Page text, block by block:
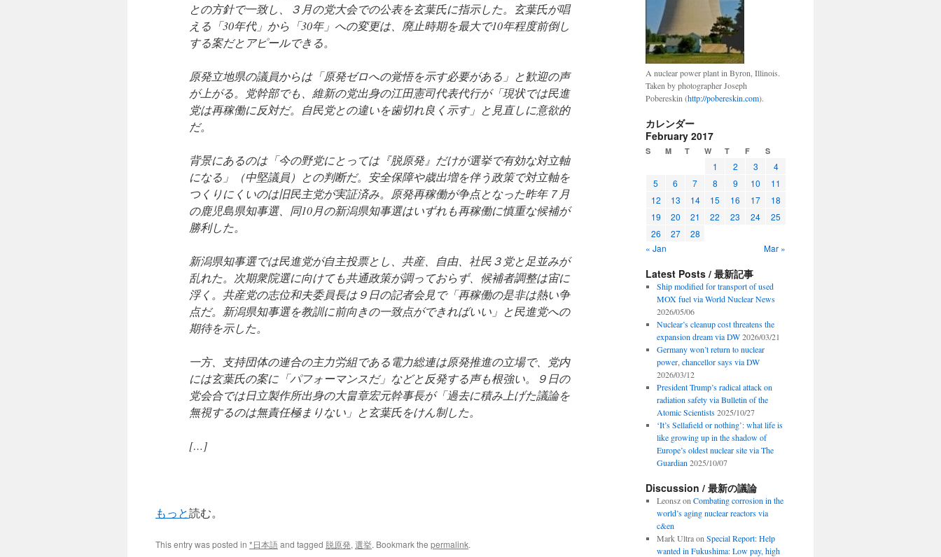
との方針で一致し、３月の党大会での公表を玄葉氏に指示した。玄葉氏が唱
える「30年代」から「30年」への変更は、廃止時期を最大で10年程度前倒し
する案だとアピールできる。
原発立地県の議員からは「原発ゼロへの覚悟を示す必要がある」と歓迎の声
が上がる。党幹部でも、維新の党出身の江田憲司代表代行が「現状では民進
党は再稼働に反対だ。自民党との違いを歯切れ良く示す」と見直しに意欲的
だ。
背景にあるのは「今の野党にとっては『脱原発』だけが選挙で有効な対立軸
になる」（中堅議員）との判断だ。安全保障や歳出増を伴う政策で対立軸を
つくりにくいのは旧民主党が実証済み。原発再稼働が争点となった昨年７月
の鹿児島県知事選、同10月の新潟県知事選はいずれも再稼働に慎重な候補が
勝利した。
新潟県知事選では民進党が自主投票とし、共産、自由、社民３党と足並みが
乱れた。次期衆院選に向けても共通政策が調っておらず、候補者調整は宙に
浮く。共産党の志位和夫委員長は９日の記者会見で「再稼働の是非は熱い争
点だ。新潟県知事選を教訓に前向きの一致点ができればいい」と民進党への
期待を示した。
一方、支持団体の連合の主力労組である電力総連は原発推進の立場で、党内
には玄葉氏の案に「パフォーマンスだ」などと反発する声も根強い。９日の
党会合では日立製作所出身の大畠章宏元幹事長が「過去に積み上げた議論を
無視するのは無責任極まりない」と玄葉氏をけん制した。
[…]
もっと読む。
This entry was posted in *日本語and tagged 脱原発, 選挙. Bookmark the permalink.
A nuclear power plant in Byron, Illinois.
Taken by photographer Joseph
Pobereskin (http://pobereskin.com).
カレンダー
February 2017
S M T W T F S
1 2 3
4
5
6 7 8 9 10
11
12
13 14 15 16 17
18
19
20 21 22 23 24
25
26
27
28
« Jan
Mar »
Latest Posts / 最新記事
Ship modified for transport of used
MOX fuel via World Nuclear News
2026/05/06
Nuclear’s cleanup cost threatens the
expansion dream via DW 2026/03/21
Germany won’t return to nuclear
power, chancellor says via DW
2026/03/12
President Trump’s radical attack on
radiation safety via Bulletin of the
Atomic Scientists 2025/10/27
‘It’s Sellafield or nothing’: what life is
like growing up in the shadow of
Europe’s oldest nuclear site via The
Guardian 2025/10/07
Discussion / 最新の議論
Leonszon Combating corrosion in the
world’s aging nuclear reactors via
c&en
Mark Ultraon Special Report: Help
wanted in Fukushima: Low pay, high